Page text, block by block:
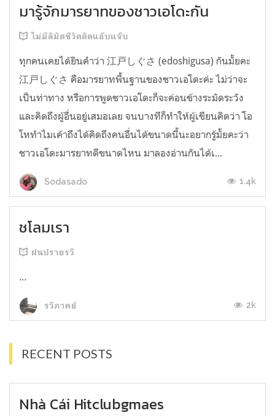
มารู้จักมารยาทของชาวเอโดะกัน
ไม่มีลิมิตชีวิตติดแอ๊บแจ๊บ
ทุกคนเคยได้ยินคำว่า 江戸しぐさ (edoshigusa) กันมั้ยคะ
江戸しぐさ คือมารยาทพื้นฐานของชาวเอโดะค่ะ ไม่ว่าจะ
เป็นท่าทาง หรือการพูดชาวเอโดะก็จะค่อนข้างระมัดระวัง
และคิดถึงผู้อื่นอยู่เสมอเลย จนบางทีก็ทำให้ผู้เขียนคิดว่า โอ
โหทำไมเค้าถึงได้คิดถึงคนอื่นได้ขนาดนี้นะอยากรู้มั้ยคะว่า
ชาวเอโดะมารยาทดีขนาดไหน มาลองอ่านกันได้เ...
Sodasado 1.4k
ชโลมเรา
ฝนปรายรวี
...
รวีภาคย์ 2k
RECENT POSTS
Nhà Cái Hitclubgmaes